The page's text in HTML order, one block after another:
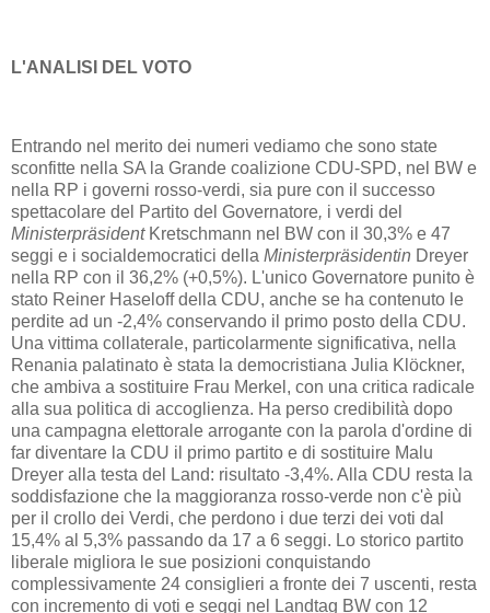
L'ANALISI DEL VOTO
Entrando nel merito dei numeri vediamo che sono state
sconfitte nella SA la Grande coalizione CDU-SPD, nel BW e
nella RP i governi rosso-verdi, sia pure con il successo
spettacolare del Partito del Governatore, i verdi del
MinisterpräsidentKretschmann nel BW con il 30,3% e 47
seggi e i socialdemocratici della Ministerpräsidentin Dreyer
nella RP con il 36,2% (+0,5%). L'unico Governatore punito è
stato Reiner Haseloff della CDU, anche se ha contenuto le
perdite ad un -2,4% conservando il primo posto della CDU.
Una vittima collaterale, particolarmente significativa, nella
Renania palatinato è stata la democristiana Julia Klöckner,
che ambiva a sostituire Frau Merkel, con una critica radicale
alla sua politica di accoglienza. Ha perso credibilità dopo
una campagna elettorale arrogante con la parola d'ordine di
far diventare la CDU il primo partito e di sostituire Malu
Dreyer alla testa del Land: risultato -3,4%. Alla CDU resta la
soddisfazione che la maggioranza rosso-verde non c'è più
per il crollo dei Verdi, che perdono i due terzi dei voti dal
15,4% al 5,3% passando da 17 a 6 seggi. Lo storico partito
liberale migliora le sue posizioni conquistando
complessivamente 24 consiglieri a fronte dei 7 uscenti, resta
con incremento di voti e seggi nel Landtag BW con 12